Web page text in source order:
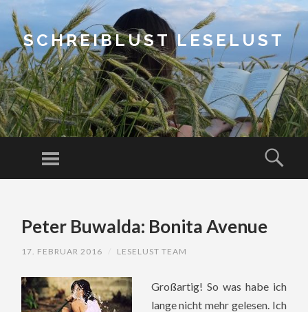
SCHREIBLUST LESELUST
Menu
CONTENTPeter Buwalda: Bonita Avenue
17. FEBRUAR 2016 LESELUST TEAM
Großartig! So was habe ich
lange nicht mehr gelesen. Ich